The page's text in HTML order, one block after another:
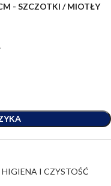
- SZCZOTKI / MIOTŁY
HIGIENA I CZYSTOŚĆ